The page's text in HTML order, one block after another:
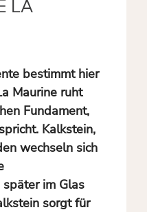
LA
bestimmt hier
Maurine ruht
Fundament,
Kalkstein,
wechseln sich
im Glas
sorgt für